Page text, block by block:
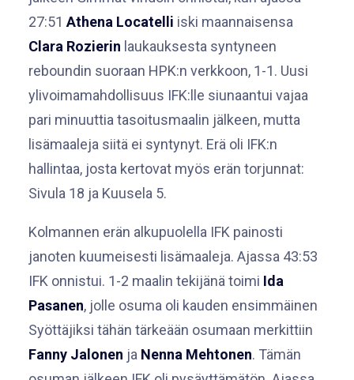
27:51 Athena Locatelli iski maannaisensa
Clara Rozierin laukauksesta syntyneen
reboundin suoraan HPK:n verkkoon, 1-1. Uusi
ylivoimamahdollisuus IFK:lle siunaantui vajaa
pari minuuttia tasoitusmaalin jälkeen, mutta
lisämaaleja siitä ei syntynyt. Erä oli IFK:n
hallintaa, josta kertovat myös erän torjunnat:
Sivula 18 ja Kuusela 5.
Kolmannen erän alkupuolella IFK painosti
janoten kuumeisesti lisämaaleja. Ajassa 43:53
IFK onnistui. 1-2 maalin tekijänä toimi Ida
Pasanen, jolle osuma oli kauden ensimmäinen
Syöttäjiksi tähän tärkeään osumaan merkittiin
Fanny Jalonen ja Nenna Mehtonen. Tämän